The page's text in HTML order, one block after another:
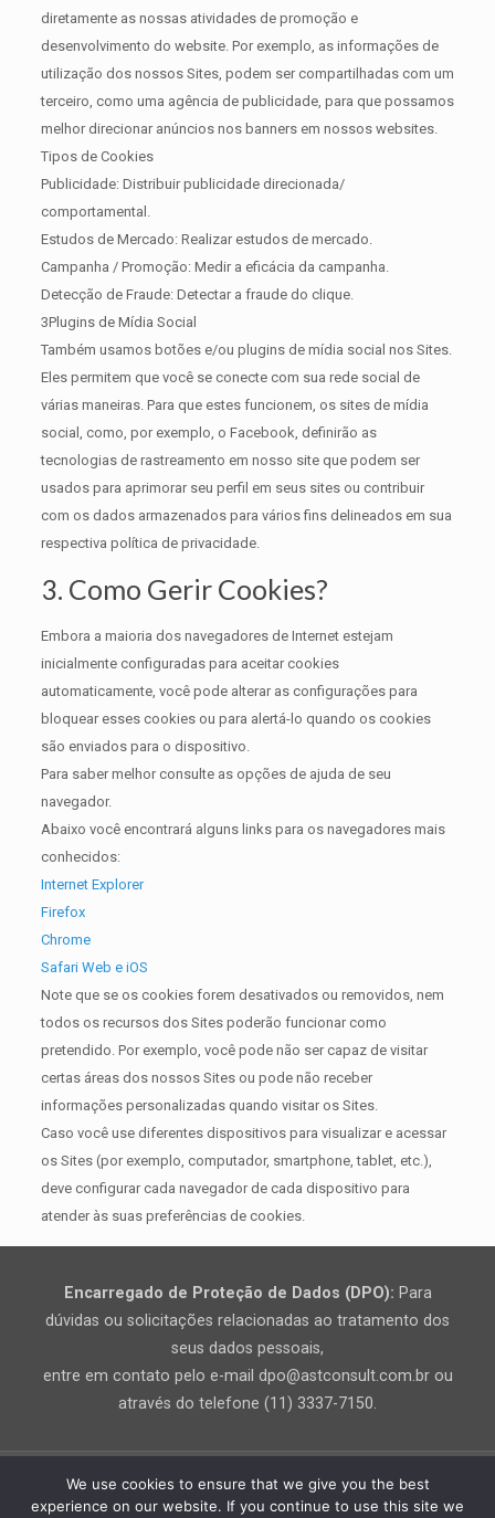
diretamente as nossas atividades de promoção e
desenvolvimento do website. Por exemplo, as informações de
utilização dos nossos Sites, podem ser compartilhadas com um
terceiro, como uma agência de publicidade, para que possamos
melhor direcionar anúncios nos banners em nossos websites.
Tipos de Cookies
Publicidade: Distribuir publicidade direcionada/
comportamental.
Estudos de Mercado: Realizar estudos de mercado.
Campanha / Promoção: Medir a eficácia da campanha.
Detecção de Fraude: Detectar a fraude do clique.
3Plugins de Mídia Social
Também usamos botões e/ou plugins de mídia social nos Sites.
Eles permitem que você se conecte com sua rede social de
várias maneiras. Para que estes funcionem, os sites de mídia
social, como, por exemplo, o Facebook, definirão as
tecnologias de rastreamento em nosso site que podem ser
usados para aprimorar seu perfil em seus sites ou contribuir
com os dados armazenados para vários fins delineados em sua
respectiva política de privacidade.
3. Como Gerir Cookies?
Embora a maioria dos navegadores de Internet estejam
inicialmente configuradas para aceitar cookies
automaticamente, você pode alterar as configurações para
bloquear esses cookies ou para alertá-lo quando os cookies
são enviados para o dispositivo.
Para saber melhor consulte as opções de ajuda de seu
navegador.
Abaixo você encontrará alguns links para os navegadores mais
conhecidos:
Internet Explorer
Firefox
Chrome
Safari Web e iOS
Note que se os cookies forem desativados ou removidos, nem
todos os recursos dos Sites poderão funcionar como
pretendido. Por exemplo, você pode não ser capaz de visitar
certas áreas dos nossos Sites ou pode não receber
informações personalizadas quando visitar os Sites.
Caso você use diferentes dispositivos para visualizar e acessar
os Sites (por exemplo, computador, smartphone, tablet, etc.),
deve configurar cada navegador de cada dispositivo para
atender às suas preferências de cookies.
Encarregado de Proteção de Dados (DPO): Para
dúvidas ou solicitações relacionadas ao tratamento dos
seus dados pessoais,
entre em contato pelo e-mail dpo@astconsult.com.br ou
através do telefone (11) 3337-7150.
We use cookies to ensure that we give you the best
experience on our website. If you continue to use this site we